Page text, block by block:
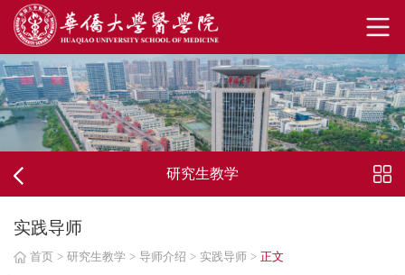
研究生教学
实践导师
首页 > 研究生教学 > 导师介绍 > 实践导师 > 正文